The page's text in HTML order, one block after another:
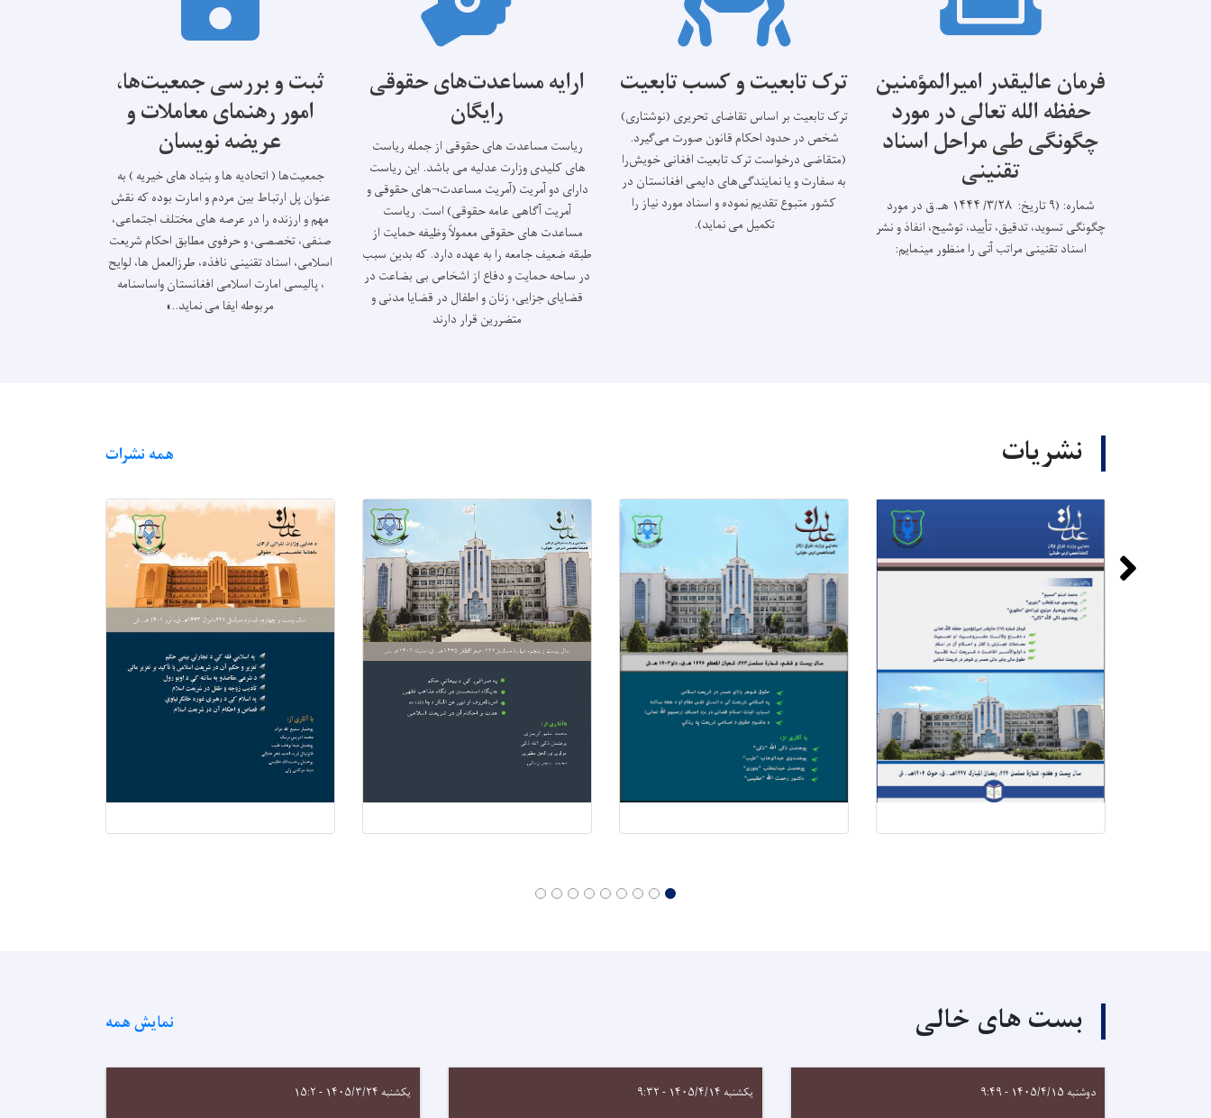
فرمان عالیقدر امیرالمؤمنین
حفظه الله تعالی در مورد
چگونگی طی مراحل اسناد
تقنینی
شماره: (۹ تاریخ: ۳/۲۸/ ۱۴۴۴ هـ.ق در مورد
چگونگی تسوید، تدقیق، تأیید، توشیح، انفاذ و نشر
اسناد تقنینی مراتب آتی را منظور می­نمایم:
ترک تابعیت و کسب تابعیت
ترک تابعیت بر اساس تقاضای تحریری (نوشتاری)
شخص در حدود احکام قانون صورت می‌گیرد.
(متقاضی درخواست ترک تابعیت افغانی خویش‌را
به سفارت و یا نمایندگی‌های دایمی افغانستان در
کشور متبوع تقدیم نموده و اسناد مورد نیاز را
تکمیل می نماید).
ارایه مساعدت‌های حقوقی
رایگان
ریاست مساعدت های حقوقی از جمله ریاست
های کلیدی وزارت عدلیه می باشد. این ریاست
دارای دو آمریت (آمریت مساعدت¬های حقوقی و
آمریت آگاهی عامه حقوقی) است. ریاست
مساعدت های حقوقی معمولاً وظیفه حمایت از
طبقه ضعیف جامعه را به عهده دارد. که بدین سبب
در ساحه حمایت و دفاع از اشخاص بی بضاعت در
قضایای جزایی، زنان و اطفال در قضایا مدنی و
متضررین قرار دارند
ثبت و بررسی جمعیت‌ها،
امور رهنمای معاملات و
عریضه نویسان
جمعیت‌ها ( اتحادیه ها و بنیاد های خیریه ) به
عنوان پل ارتباط بین مردم و امارت بوده که نقش
مهم و ارزنده را در عرصه های مختلف اجتماعی،
صنفی، تخصصی، و حرفوی مطابق احکام شریعت
اسلامی، اسناد تقنینی نافذه، طرزالعمل ها، لوایح
، پالیسی امارت اسلامی افغانستان واساسنامه
مربوطه ایفا می نماید..»
نشریات همه نشرات
بست های خالی نمایش همه
دوشنبه ۱۴۰۵/۴/۱۵ - ۹:۴۹ یکشنبه ۱۴۰۵/۴/۱۴ - ۹:۳۲ یکشنبه ۱۴۰۵/۳/۲۴ - ۱۵:۲